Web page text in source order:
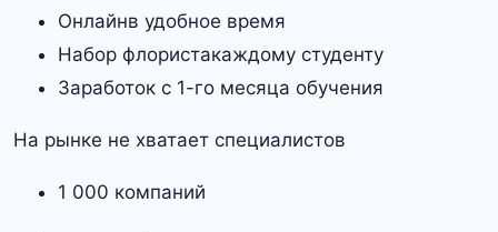
Онлайнв удобное время
Набор флористакаждому студенту
Заработок с 1-го месяца обучения
На рынке не хватает специалистов
1 000 компаний